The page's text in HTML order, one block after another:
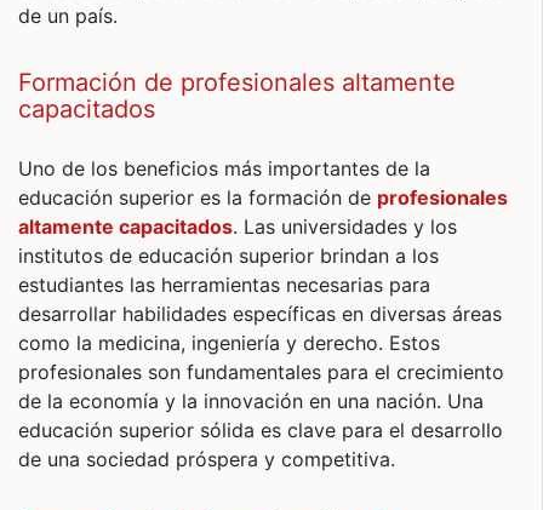
de un país.
Formación de profesionales altamente
capacitados
Uno de los beneficios más importantes de la
educación superior es la formación de profesionales
altamente capacitados. Las universidades y los
institutos de educación superior brindan a los
estudiantes las herramientas necesarias para
desarrollar habilidades específicas en diversas áreas
como la medicina, ingeniería y derecho. Estos
profesionales son fundamentales para el crecimiento
de la economía y la innovación en una nación. Una
educación superior sólida es clave para el desarrollo
de una sociedad próspera y competitiva.